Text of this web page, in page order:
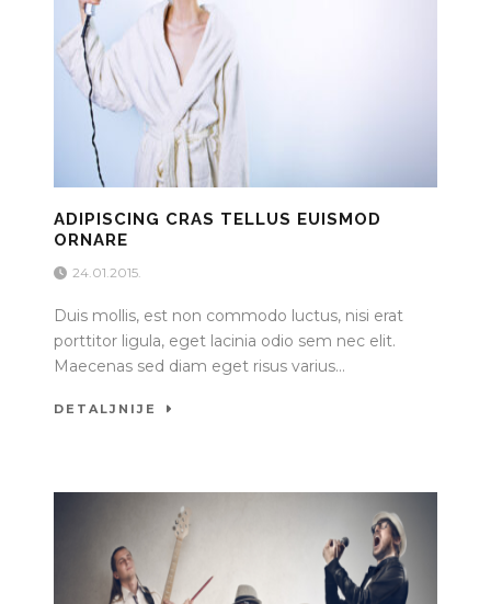
ADIPISCING CRAS TELLUS EUISMOD
ORNARE
24.01.2015.
Duis mollis, est non commodo luctus, nisi erat
porttitor ligula, eget lacinia odio sem nec elit.
Maecenas sed diam eget risus varius...
DETALJNIJE